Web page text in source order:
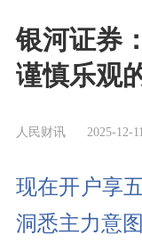
银河证券
谨慎乐观
人民财讯 2025-12-
现在开户享
洞悉主力意